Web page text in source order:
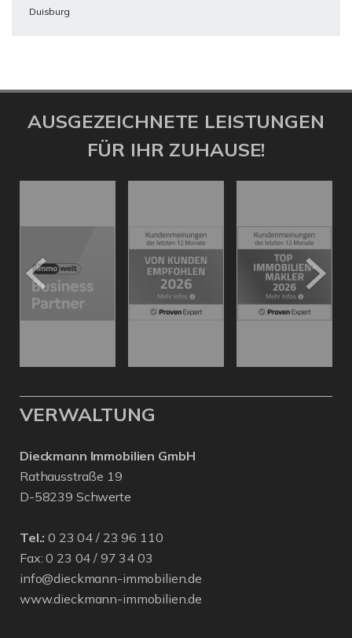
Duisburg
AUSGEZEICHNETE LEISTUNGEN
FÜR IHR ZUHAUSE!
VERWALTUNG
Dieckmann Immobilien GmbH
Rathausstraße 19
D-58239 Schwerte
Tel.: 0 23 04 / 23 96 110
Fax: 0 23 04 / 97 34 03
info@dieckmann-immobilien.de
www.dieckmann-immobilien.de